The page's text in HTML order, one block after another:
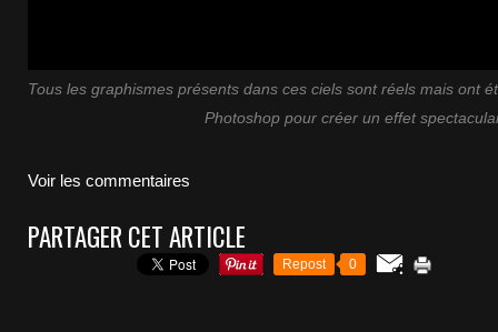
Tous les graphismes présents dans ces ciels sont réels mais ont
Photoshop pour créer un effet
Voir les commentaires
PARTAGER CET ARTICLE
Repost 0